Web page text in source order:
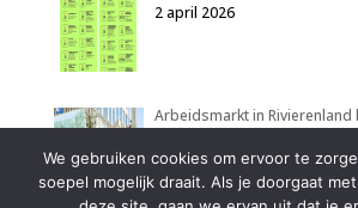
2 april 2026
Arbeidsmarkt in
We gebruiken cookies om ervoor te
soepel mogelijk draait. Als je doorgaat